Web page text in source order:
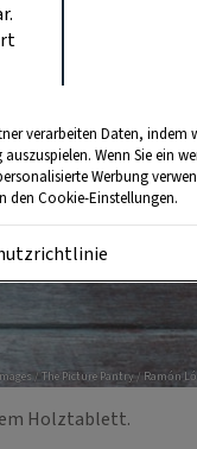
/ The Picture Pantry / Ramón
Holztablett.
verarbeiten Daten, indem
Wenn Sie ein
Werbung
den Cookie-Einstellungen.